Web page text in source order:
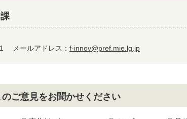
メールアドレス： f-innov@pref.mie.lg.jp
ご意見をお聞かせください